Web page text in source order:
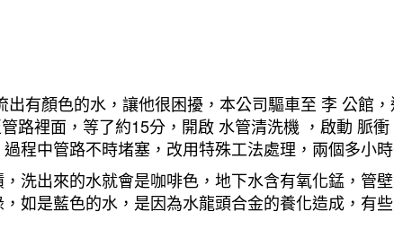
有顏色的水，讓他很困擾，本公司驅車至 李 公館
路裡面，等了約15分，開啟 水管清洗機 ，啟動 脈
程中管路不時堵塞，改用特殊工法處理，兩個多小
洗出來的水就會是咖啡色，地下水含有氧化錳，管
如是藍色的水，是因為水龍頭合金的養化造成，有